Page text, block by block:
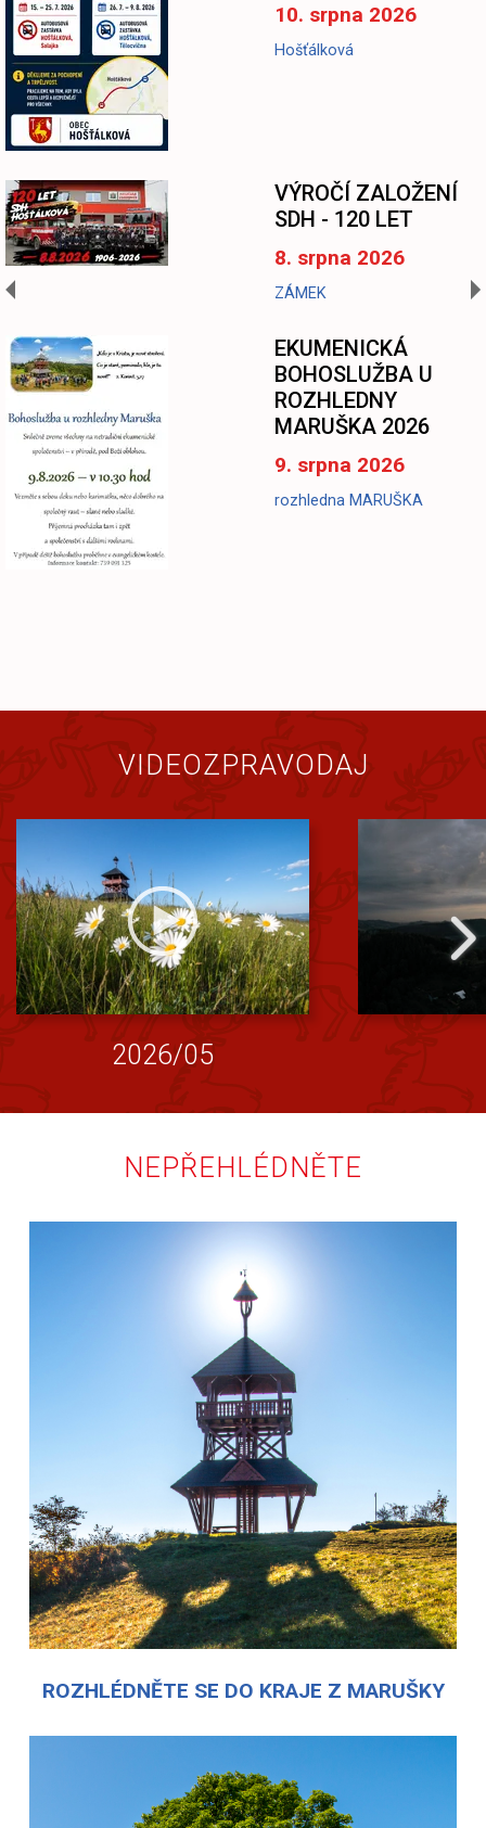
10. srpna 2026
Hošťálková
VÝROČÍ ZALOŽENÍ
SDH - 120 LET
8. srpna 2026
ZÁMEK
EKUMENICKÁ
BOHOSLUŽBA U
ROZHLEDNY
MARUŠKA 2026
9. srpna 2026
rozhledna MARUŠKA
VIDEOZPRAVODAJ
2026/05
NEPŘEHLÉDNĚTE
ROZHLÉDNĚTE SE DO KRAJE Z MARUŠKY